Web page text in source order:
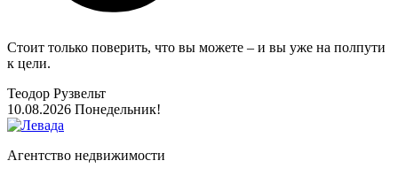
Стоит только поверить, что вы можете – и вы уже на полпути
к цели.
Теодор Рузвельт
10.08.2026 Понедельник!
Агентство недвижимости